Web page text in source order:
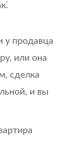
у продавца
или она
сделка
и вы